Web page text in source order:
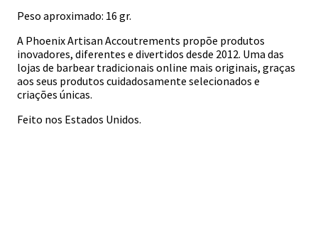
Peso aproximado: 16 gr.
A Phoenix Artisan Accoutrements propõe produtos
inovadores, diferentes e divertidos desde 2012. Uma das
lojas de barbear tradicionais online mais originais, graças
aos seus produtos cuidadosamente selecionados e
criações únicas.
Feito nos Estados Unidos.